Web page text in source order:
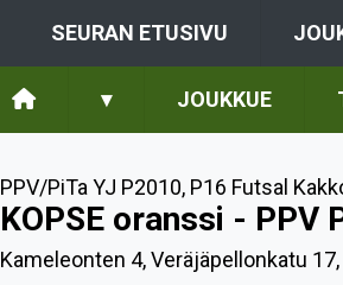
SEURAN ETUSIVU
▾ JOUKKUE
PPV/PiTa YJ P2010, P16 Futsal
KOPSE oranssi - PPV
Kameleonten 4, Veräjäpellonkatu